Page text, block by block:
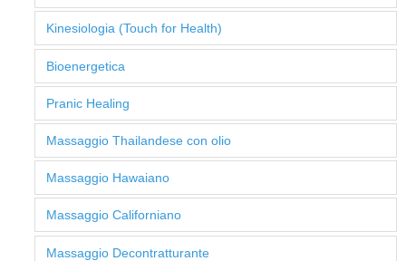
Kinesiologia (Touch for Health)
Bioenergetica
Pranic Healing
Massaggio Thailandese con olio
Massaggio Hawaiano
Massaggio Californiano
Massaggio Decontratturante